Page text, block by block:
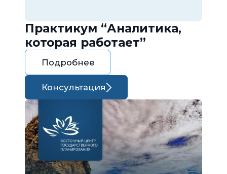
Практикум “Аналитика,
которая работает”
Подробнее
Консультация